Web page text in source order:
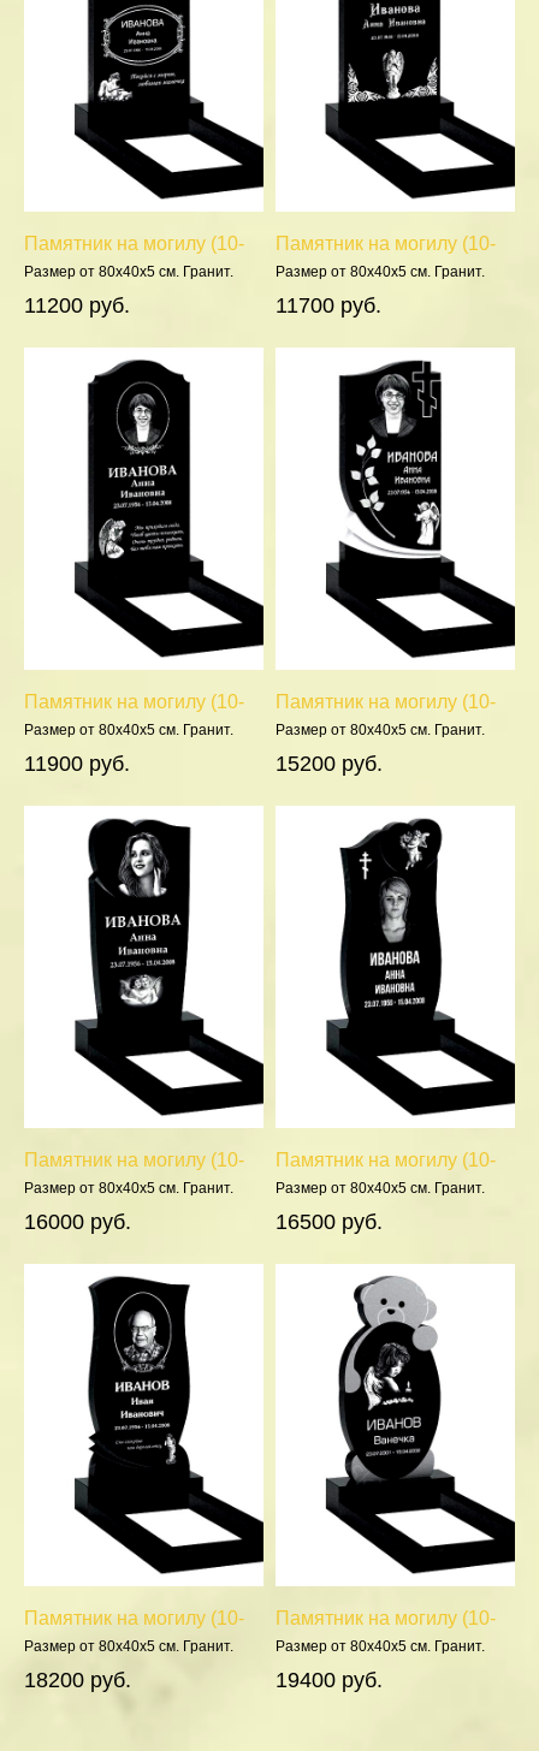
Памятник на могилу (10-
161)
Размер от 80х40х5 см. Гранит.
11200 руб.
Памятник на могилу (10-
144)
Размер от 80х40х5 см. Гранит.
11700 руб.
Памятник на могилу (10-
205)
Размер от 80х40х5 см. Гранит.
11900 руб.
Памятник на могилу (10-
645)
Размер от 80х40х5 см. Гранит.
15200 руб.
Памятник на могилу (10-
427)
Размер от 80х40х5 см. Гранит.
16000 руб.
Памятник на могилу (10-
426)
Размер от 80х40х5 см. Гранит.
16500 руб.
Памятник на могилу (10-
351)
Размер от 80х40х5 см. Гранит.
18200 руб.
Памятник на могилу (10-
443)
Размер от 80х40х5 см. Гранит.
19400 руб.